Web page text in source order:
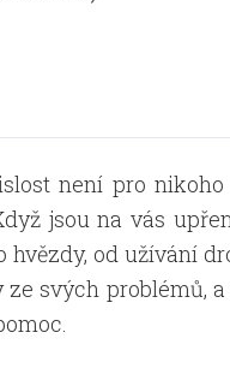
není pro
jsou na vás
od užívání
svých problémů,